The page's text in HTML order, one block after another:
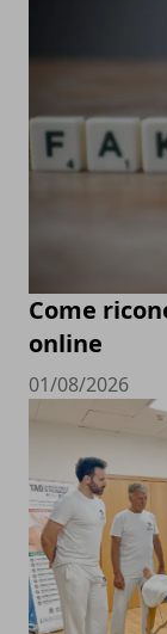
Come
online
01/08/2026